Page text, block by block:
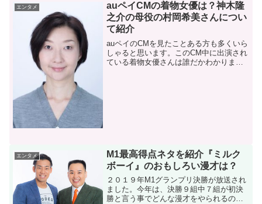
エンタメ
auペイCMの着物女優は？神木隆
之介の母役の村岡希美さんについ
て紹介
auペイのCMを見たことある方も多くいら
しゃると思います。このCM中に出演され
ている着物女優さんは誰だかわかります
エンタメ
M1最高得点ネタを紹介『ミルク
ボーイ』のおもしろい漫才は？
２０１９年M1グランプリ決勝が放送され
ました。今年は、決勝９組中７組が初決
勝と言う事でどんな漫才をやられるのか